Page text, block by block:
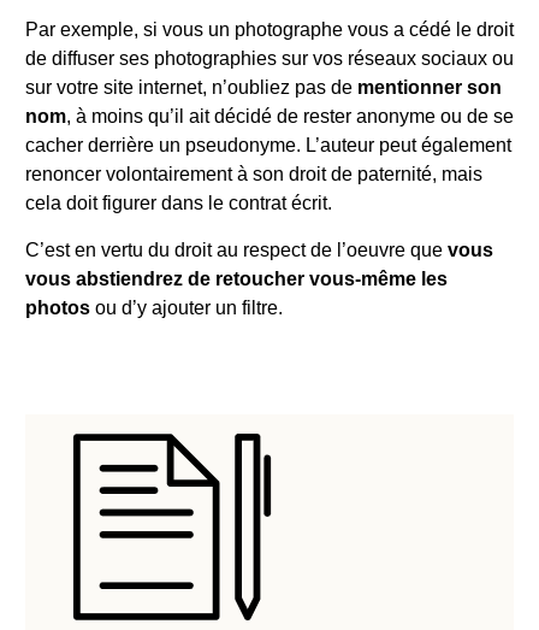
Par exemple, si vous un photographe vous a cédé le droit
de diffuser ses photographies sur vos réseaux sociaux ou
sur votre site internet, n’oubliez pas de mentionner son
nom, à moins qu’il ait décidé de rester anonyme ou de se
cacher derrière un pseudonyme. L’auteur peut également
renoncer volontairement à son droit de paternité, mais
cela doit figurer dans le contrat écrit.
C’est en vertu du droit au respect de l’oeuvre que vous
vous abstiendrez de retoucher vous-même les
photos ou d’y ajouter un filtre.